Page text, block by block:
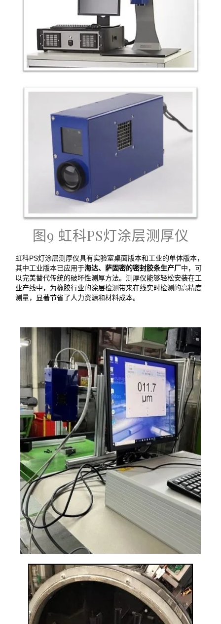
图9 虹科PS灯涂层测厚仪
虹科PS灯涂层测厚仪具有实验室桌面版本和工业的单体版本，
其中工业版本已应用于海达、萨固密的密封胶条生产厂中，可
以完美替代传统的破坏性测厚方法。测厚仪能够轻松安装在工
业产线中，为橡胶行业的涂层检测带来在线实时检测的高精度
测量，显著节省了人力资源和材料成本。